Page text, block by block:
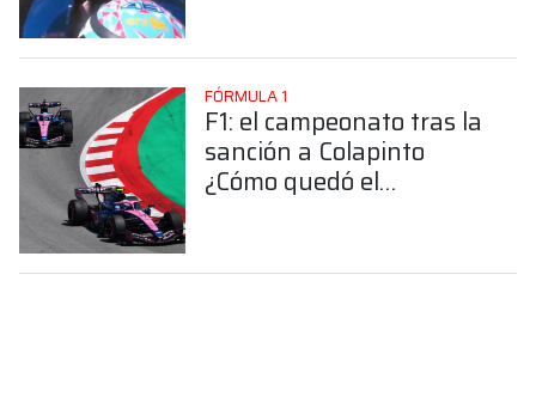
FÓRMULA 1
F1: el campeonato tras la
sanción a Colapinto
¿Cómo quedó el